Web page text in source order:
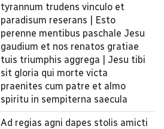
tyrannum trudens vinculo et
paradisum reserans | Esto
perenne mentibus paschale Jesu
gaudium et nos renatos gratiae
tuis triumphis aggrega | Jesu tibi
sit gloria qui morte victa
praenites cum patre et almo
spiritu in sempiterna saecula
Ad regias agni dapes stolis amicti